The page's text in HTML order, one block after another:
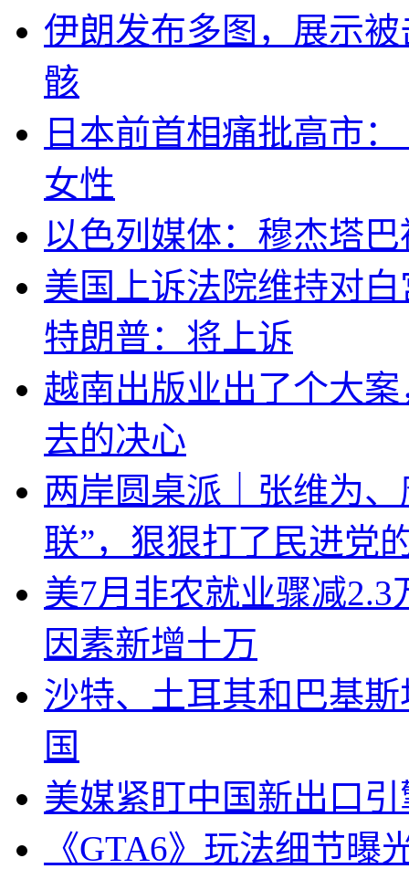
伊朗发布多图，展示
骸
日本前首相痛批高市
女性
以色列媒体：穆杰塔
美国上诉法院维持对
特朗普：将上诉
越南出版业出了个大
去的决心
两岸圆桌派｜张维为
联”，狠狠打了民进党
美7月非农就业骤减
因素新增十万
沙特、土耳其和巴基
国
美媒紧盯中国新出口
《GTA6》玩法细节